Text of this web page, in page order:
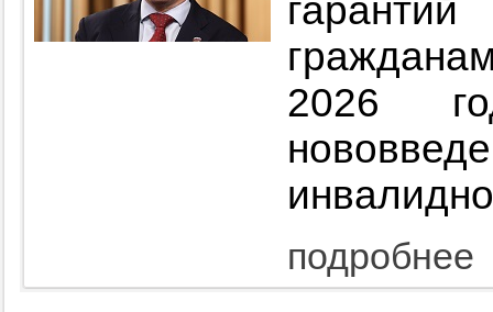
2026
подробнее